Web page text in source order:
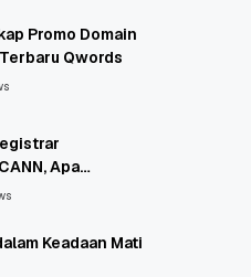
Promo Domain
Qwords
Apa
Keadaan Mati